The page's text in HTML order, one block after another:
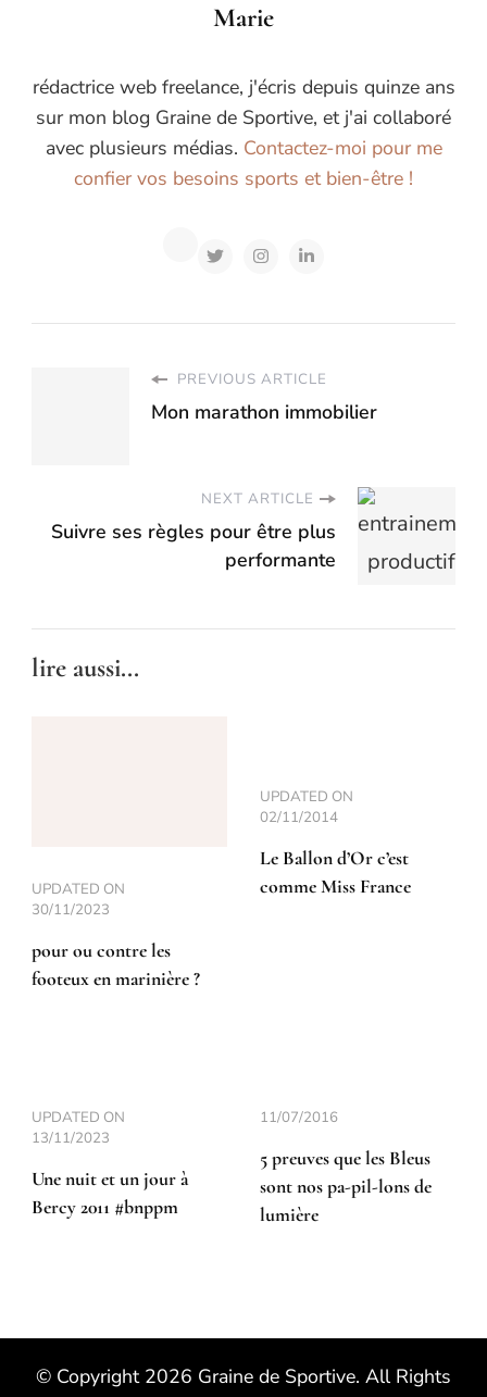
Marie
rédactrice web freelance, j'écris depuis quinze ans
sur mon blog Graine de Sportive, et j'ai collaboré
avec plusieurs médias. Contactez-moi pour me
confier vos besoins sports et bien-être !
PREVIOUS ARTICLE
Mon marathon immobilier
NEXT ARTICLE
Suivre ses règles pour être plus
performante
lire aussi...
UPDATED ON
30/11/2023
pour ou contre les
footeux en marinière ?
UPDATED ON
02/11/2014
Le Ballon d’Or c’est
comme Miss France
UPDATED ON
13/11/2023
Une nuit et un jour à
Bercy 2011 #bnppm
11/07/2016
5 preuves que les Bleus
sont nos pa-pil-lons de
lumière
© Copyright 2026 Graine de Sportive. All Rights